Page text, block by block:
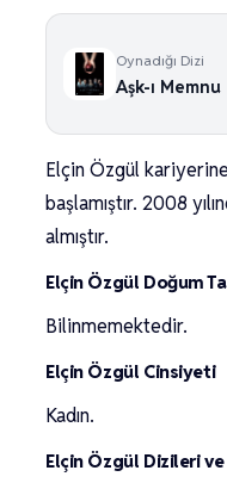
Oynadığı Dizi
Aşk-ı Memnu
Elçin Özgül
başlamıştır. 2008
almıştır.
Elçin Özgül Doğum
Bilinmemektedir.
Elçin Özgül Cinsiyeti
Kadın.
Elçin Özgül Dizileri